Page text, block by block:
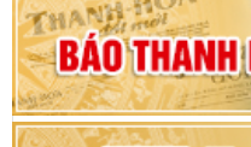
hội khóa XV
Phiên thảo
Thanh Hóa